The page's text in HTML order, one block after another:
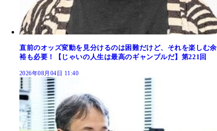
直前のオッズ変動を見分けるのは困難だけど、それを楽しむ余
裕も必要！【じゃいの人生は最高のギャンブルだ】第221回
2026年08月04日 11:40